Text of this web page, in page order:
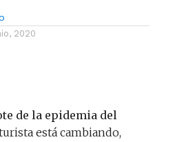
2020
de la epidemia del
está cambiando,